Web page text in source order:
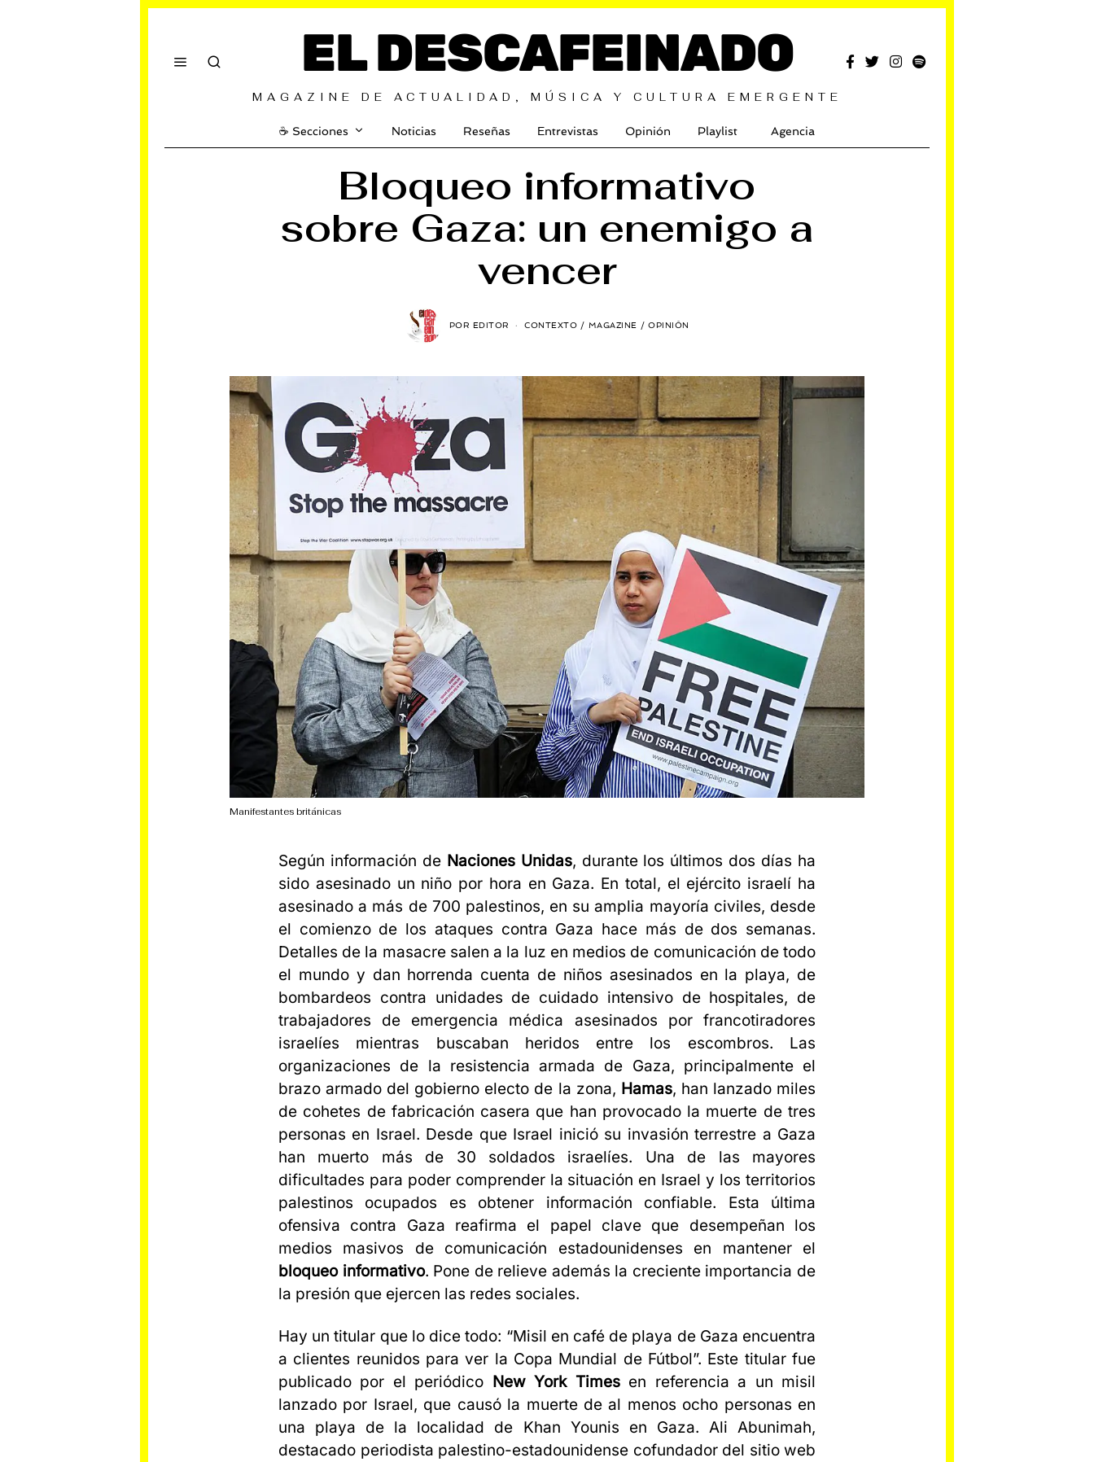
EL DESCAFEINADO
MAGAZINE DE ACTUALIDAD, MÚSICA Y CULTURA EMERGENTE
☕️ Secciones Noticias Reseñas Entrevistas Opinión Playlist Agencia
Bloqueo informativo
sobre Gaza: un enemigo a
vencer
POR EDITOR CONTEXTO / MAGAZINE / OPINIÓN
Manifestantes británicas
Según información de Naciones Unidas, durante los últimos dos días ha
sido asesinado un niño por hora en Gaza. En total, el ejército israelí ha
asesinado a más de 700 palestinos, en su amplia mayoría civiles, desde
el comienzo de los ataques contra Gaza hace más de dos semanas.
Detalles de la masacre salen a la luz en medios de comunicación de todo
el mundo y dan horrenda cuenta de niños asesinados en la playa, de
bombardeos contra unidades de cuidado intensivo de hospitales, de
trabajadores de emergencia médica asesinados por francotiradores
israelíes mientras buscaban heridos entre los escombros. Las
organizaciones de la resistencia armada de Gaza, principalmente el
brazo armado del gobierno electo de la zona, Hamas, han lanzado miles
de cohetes de fabricación casera que han provocado la muerte de tres
personas en Israel. Desde que Israel inició su invasión terrestre a Gaza
han muerto más de 30 soldados israelíes. Una de las mayores
dificultades para poder comprender la situación en Israel y los territorios
palestinos ocupados es obtener información confiable. Esta última
ofensiva contra Gaza reafirma el papel clave que desempeñan los
medios masivos de comunicación estadounidenses en mantener el
bloqueo informativo. Pone de relieve además la creciente importancia de
la presión que ejercen las redes sociales.
Hay un titular que lo dice todo: “Misil en café de playa de Gaza encuentra
a clientes reunidos para ver la Copa Mundial de Fútbol”. Este titular fue
publicado por el periódico New York Timesen referencia a un misil
lanzado por Israel, que causó la muerte de al menos ocho personas en
una playa de la localidad de Khan Younis en Gaza. Ali Abunimah,
destacado periodista palestino-estadounidense cofundador del sitio web